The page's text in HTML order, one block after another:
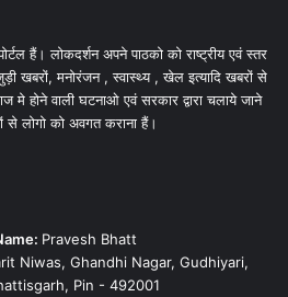
हैं। लोकदर्शन अपने पाठको को राष्ट्रीय एवं स्तर
खबरों, मनोरंजन , स्वास्थ्य , खेल इत्यादि खबरों से
मे होने वाली घटनाओ एवं सरकार द्वारा चलाये जाने
से लोगो को अवगत कराना हैं।
Pravesh Bhatt
Niwas, Ghandhi Nagar, Gudhiyari,
Pin - 492001